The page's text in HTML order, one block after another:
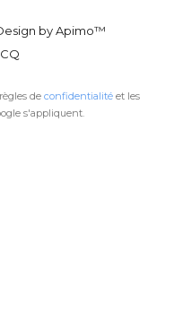
byApimo™
de confidentialité et les
s'appliquent.